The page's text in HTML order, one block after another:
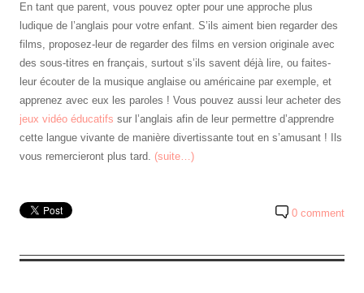
En tant que parent, vous pouvez opter pour une approche plus
ludique de l’anglais pour votre enfant. S’ils aiment bien regarder des
films, proposez-leur de regarder des films en version originale avec
des sous-titres en français, surtout s’ils savent déjà lire, ou faites-
leur écouter de la musique anglaise ou américaine par exemple, et
apprenez avec eux les paroles ! Vous pouvez aussi leur acheter des
jeux vidéo éducatifs sur l’anglais afin de leur permettre d’apprendre
cette langue vivante de manière divertissante tout en s’amusant ! Ils
vous remercieront plus tard. (suite…)
0 comment